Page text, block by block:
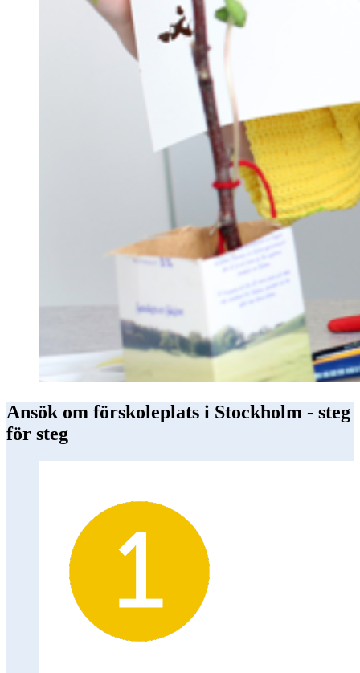
Ansök om förskoleplats i Stockholm - steg
för steg